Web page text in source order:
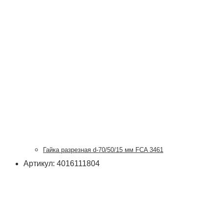
Гайка разрезная d-70/50/15 мм FCA 3461
Артикул: 4016111804